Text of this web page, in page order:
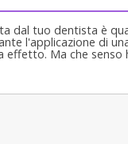
dal tuo dentista è
l'applicazione di
Ma che